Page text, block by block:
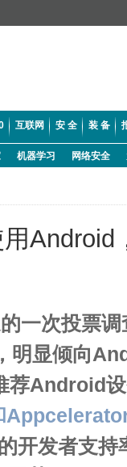
互联网 安 全 装 备
机器学习 网络安全
Android
一次投票调
明显倾向
荐Android
开发者支持